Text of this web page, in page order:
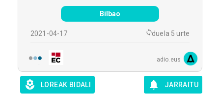
Bilbao
2021-04-17 duela 5 urte
adio.eus
LOREAK BIDALI JARRAITU